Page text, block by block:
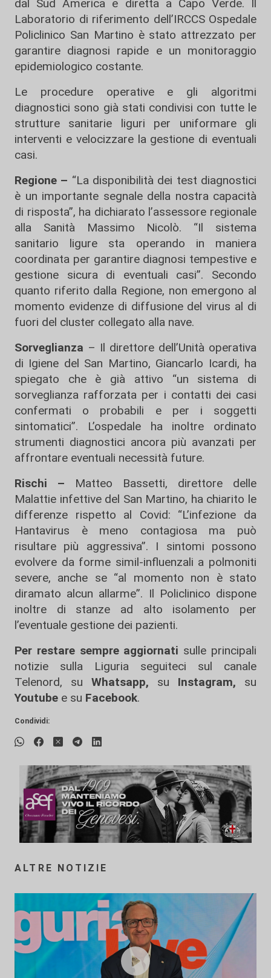
dal Sud America e diretta a Capo Verde. Il
Laboratorio di riferimento dell’IRCCS Ospedale
Policlinico San Martino è stato attrezzato per
garantire diagnosi rapide e un monitoraggio
epidemiologico costante.
Le procedure operative e gli algoritmi
diagnostici sono già stati condivisi con tutte le
strutture sanitarie liguri per uniformare gli
interventi e velocizzare la gestione di eventuali
casi.
Regione – “La disponibilità dei test diagnostici
è un importante segnale della nostra capacità
di risposta”, ha dichiarato l’assessore regionale
alla Sanità Massimo Nicolò. “Il sistema
sanitario ligure sta operando in maniera
coordinata per garantire diagnosi tempestive e
gestione sicura di eventuali casi”. Secondo
quanto riferito dalla Regione, non emergono al
momento evidenze di diffusione del virus al di
fuori del cluster collegato alla nave.
Sorveglianza – Il direttore dell’Unità operativa
di Igiene del San Martino, Giancarlo Icardi, ha
spiegato che è già attivo “un sistema di
sorveglianza rafforzata per i contatti dei casi
confermati o probabili e per i soggetti
sintomatici”. L’ospedale ha inoltre ordinato
strumenti diagnostici ancora più avanzati per
affrontare eventuali necessità future.
Rischi – Matteo Bassetti, direttore delle
Malattie infettive del San Martino, ha chiarito le
differenze rispetto al Covid: “L’infezione da
Hantavirus è meno contagiosa ma può
risultare più aggressiva”. I sintomi possono
evolvere da forme simil-influenzali a polmoniti
severe, anche se “al momento non è stato
diramato alcun allarme”. Il Policlinico dispone
inoltre di stanze ad alto isolamento per
l’eventuale gestione dei pazienti.
Per restare sempre aggiornati sulle principali
notizie sulla Liguria seguiteci sul canale
Telenord, su
Whatsapp, su Instagram, su
Youtube e su Facebook.
Condividi:
ALTRE NOTIZIE